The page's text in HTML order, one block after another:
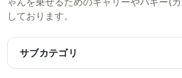
しております。
サブカテゴリ